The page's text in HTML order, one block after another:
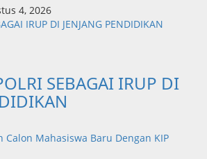
4, 2026
IRUP DI JENJANG PENDIDIKAN
SEBAGAI IRUP DI
Calon Mahasiswa Baru Dengan KIP